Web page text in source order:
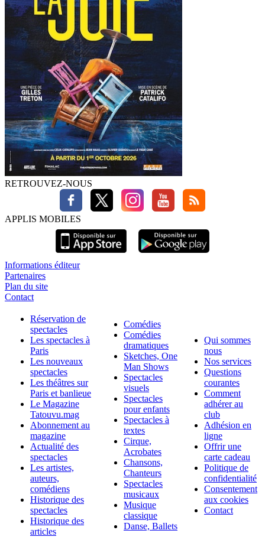
RETROUVEZ-NOUS
APPLIS MOBILES
Informations éditeur
Partenaires
Plan du site
Contact
Réservation de
spectacles
Les spectacles à
Paris
Les nouveaux
spectacles
Les théâtres sur
Paris et banlieue
Le Magazine
Tatouvu.mag
Abonnement au
magazine
Actualité des
spectacles
Les artistes,
auteurs,
comédiens
Historique des
spectacles
Historique des
articles
Comédies
Comédies
dramatiques
Sketches, One
Man Shows
Spectacles
visuels
Spectacles
pour enfants
Spectacles à
textes
Cirque,
Acrobates
Chansons,
Chanteurs
Spectacles
musicaux
Musique
classique
Danse, Ballets
Qui sommes
nous
Nos services
Questions
courantes
Comment
adhérer au
club
Adhésion en
ligne
Offrir une
carte cadeau
Politique de
confidentialité
Consentement
aux cookies
Contact